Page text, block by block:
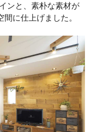
ンと、素朴な素材が
に仕上げました。